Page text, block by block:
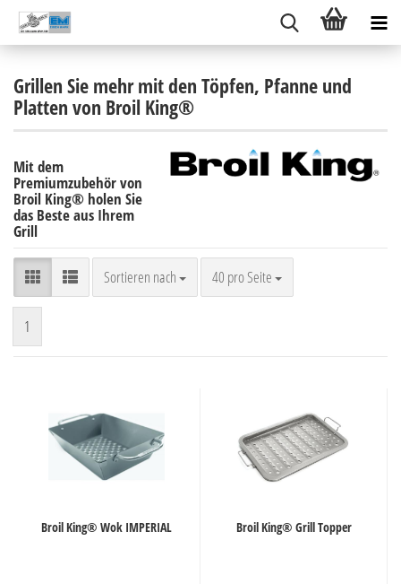
Grillen Sie mehr mit den Töpfen, Pfanne und
Platten von Broil King®
Mit dem
Premiumzubehör von
Broil King® holen Sie
das Beste aus Ihrem
Grill
Sortieren nach
Sortieren nach 40 pro Seite
pro Seite
1
Broil King® Wok IMPERIAL Broil King® Grill Topper